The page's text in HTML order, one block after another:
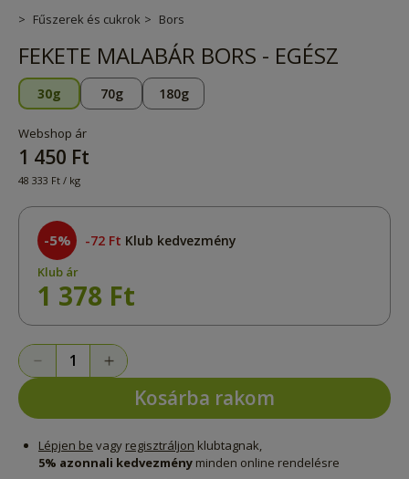
Fűszerek és cukrok Bors
FEKETE MALABÁR BORS - EGÉSZ
30g 70g 180g
Webshop ár
1 450 Ft
48 333 Ft / kg
-5% 72 Ft Klub kedvezmény
Klub ár
1 378 Ft
Kosárba rakom
Lépjen be vagy regisztráljon klubtagnak,
5% azonnali kedvezmény minden online rendelésre